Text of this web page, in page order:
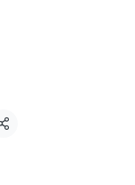
Share